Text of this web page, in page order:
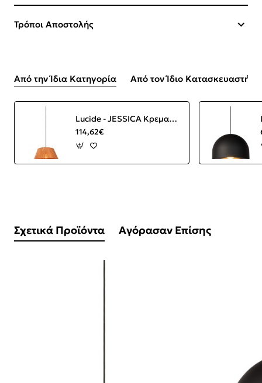
Τρόποι Αποστολής
Από την Ίδια Κατηγορία Από τον Ίδιο Κατασκευαστή
Lucide - JESSICA Κρεμαστό Φωτιστικό E27, Κεραμιδί-Μαύρο Ματ
114,62€
Σχετικά Προϊόντα Αγόρασαν Επίσης